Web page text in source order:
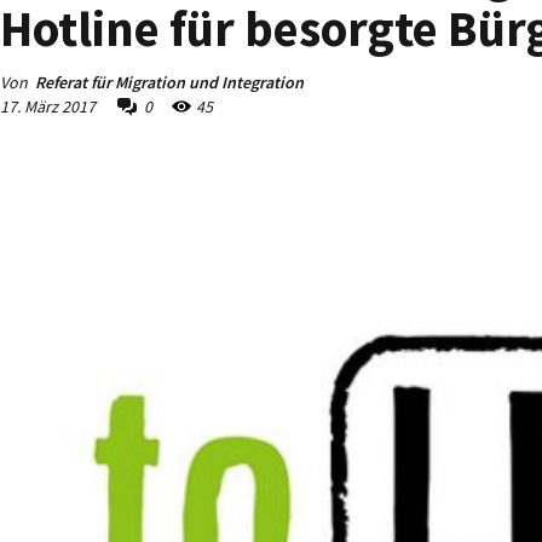
Hotline für besorgte
Von Referat für Migration und Integration
17. März 2017
0 45